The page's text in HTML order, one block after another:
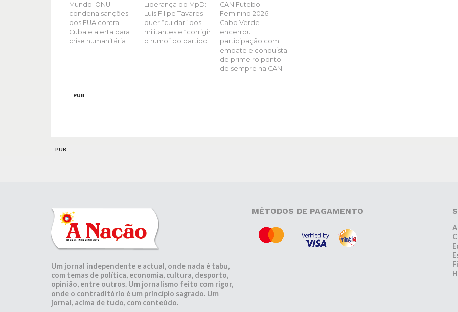
Mundo: ONU
condena sanções
dos EUA contra
Cuba e alerta para
crise humanitária
Liderança do MpD:
Luís Filipe Tavares
quer “cuidar” dos
militantes e “corrigir
o rumo” do partido
CAN Futebol
Feminino 2026:
Cabo Verde
encerrou
participação com
empate e conquista
de primeiro ponto
de sempre na CAN
PUB
PUB
Um jornal independente e actual, onde nada é tabu,
com temas de política, economia, cultura, desporto,
opinião, entre outros. Um jornalismo feito com rigor,
onde o contraditório é um princípio sagrado. Um
jornal, acima de tudo, com conteúdo.
MÉTODOS DE PAGAMENTO